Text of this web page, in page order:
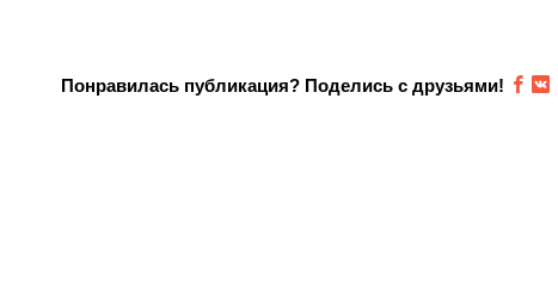
Понравилась публикация? Поделись с друзьями!